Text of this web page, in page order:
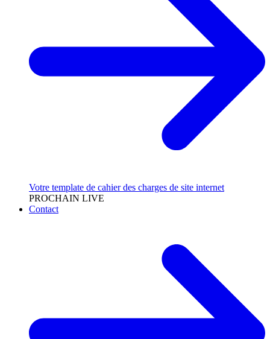
Votre template de cahier des charges de site internet
PROCHAIN LIVE
Contact